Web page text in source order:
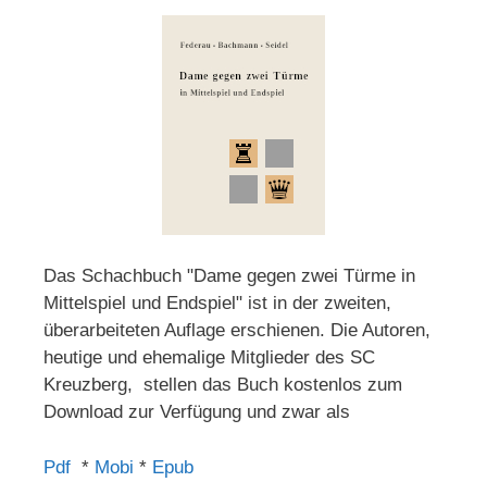
Das Schachbuch "Dame gegen zwei Türme in
Mittelspiel und Endspiel" ist in der zweiten,
überarbeiteten Auflage erschienen. Die Autoren,
heutige und ehemalige Mitglieder des SC
Kreuzberg, stellen das Buch kostenlos zum
Download zur Verfügung und zwar als
Pdf * Mobi * Epub